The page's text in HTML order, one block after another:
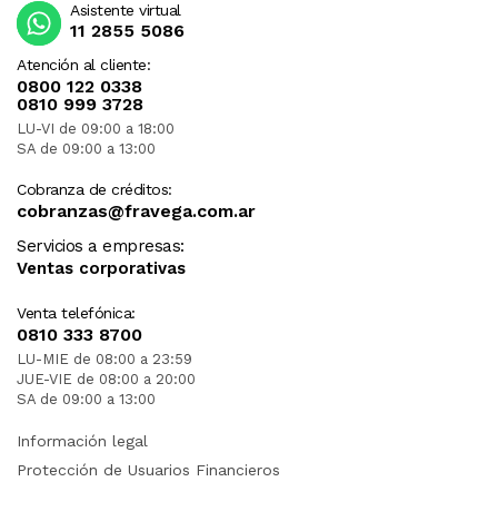
Atención al cliente:
0800 122 0338
0810 999 3728
LU-VI de 09:00 a 18:00
SA de 09:00 a 13:00
Cobranza de créditos:
cobranzas@fravega.com.ar
Servicios a empresas:
Ventas corporativas
Venta telefónica:
0810 333 8700
LU-MIE de 08:00 a 23:59
JUE-VIE de 08:00 a 20:00
SA de 09:00 a 13:00
Asistente virtual
11 2855 5086
Información legal
Protección de Usuarios Financieros